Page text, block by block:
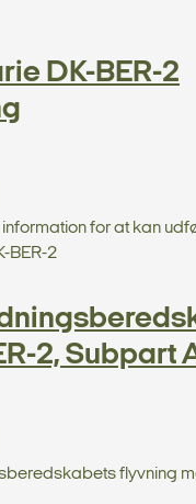
DK-BER-2
for at kan
BER-2
2, Subpart
flyvning